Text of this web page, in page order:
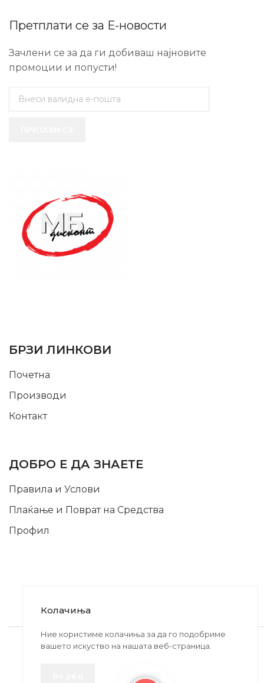
Претплати се за Е-новости
Зачлени се за да ги добиваш најновите
промоции и попусти!
БРЗИ ЛИНКОВИ
Почетна
Производи
Контакт
ДОБРО Е ДА ЗНАЕТЕ
Правила и Услови
Плаќање и Поврат на Средства
Профил
2020-2024 © MB DISKONT. Изработено од
БРАМИТ ДООЕЛ
Колачиња
Ние користиме колачиња за да го подобриме
вашето искуство на нашата веб-страница.